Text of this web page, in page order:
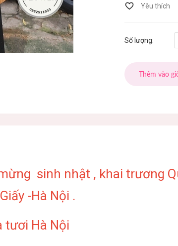
Số lượng:
Thêm vào
sinh nhật , khai trương
-Hà Nội .
tươi Hà Nội